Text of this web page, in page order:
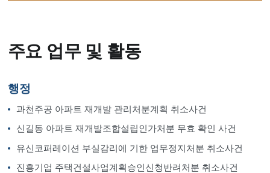
주요 업무 및 활동
행정
과천주공 아파트 재개발 관리처분계획 취소사건
신길동 아파트 재개발조합설립인가처분 무효 확인 사건
유신코퍼레이션 부실감리에 기한 업무정지처분 취소사건
진흥기업 주택건설사업계획승인신청반려처분 취소사건